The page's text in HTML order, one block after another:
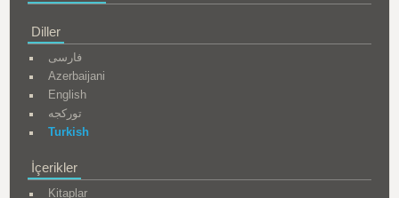
Diller
فارسی
Azerbaijani
English
تورکجه
Turkish
İçerikler
Kitaplar